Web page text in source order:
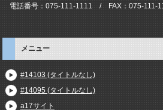
電話番号：075-111-1111 / FAX：075-111-
メニュー
#14103 (タイトルなし)
#14095 (タイトルなし)
a17サイト